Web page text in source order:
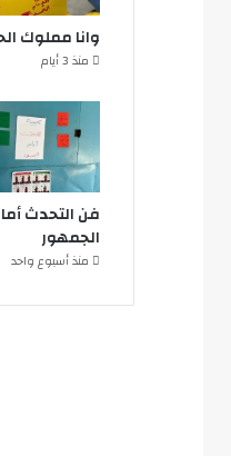
وانا مملوك
منذ 3 أيام
فن التحدث
الجمهور
منذ أسبوع واحد